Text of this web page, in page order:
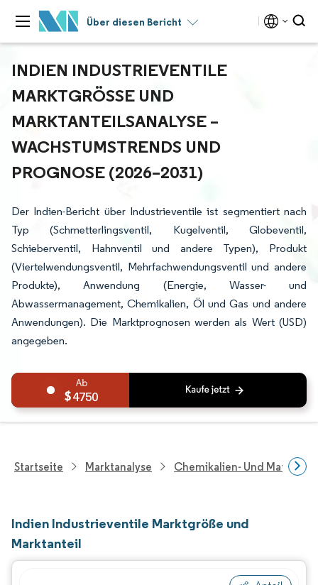
Über diesen Bericht
INDIEN INDUSTRIEVENTILE
MARKTGRÖSSE UND M
ARKTANTEILSANALYSE – W
ACHSTUMSTRENDS UND P
ROGNOSE (2026–2031)
Der Indien-Bericht über Industrieventile ist segmentiert nach
Typ (Schmetterlings­ventil, Kugelventil, Globeventil,
Schieberventil, Hahn­ventil und andere Typen), Produkt
(Viertelwendungsventil, Mehrfachwendungsventil und andere
Produkte), Anwendung (Energie, Wasser- und
Abwassermanagement, Chemikalien, Öl und Gas und andere
Anwendungen). Die Marktprognosen werden als Wert (USD)
angegeben.
4750
Startseite Marktanalyse Chemikalien- Und
Indien Industrieventile Marktgröße und
Marktanteil